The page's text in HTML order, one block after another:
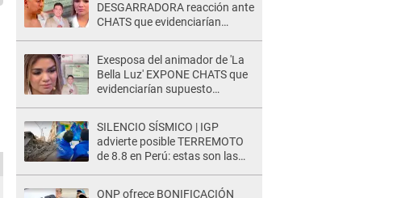
DESGARRADORA reacción ante
CHATS que evidenciarían
Exesposa del animador de 'La
Bella Luz' EXPONE CHATS que
evidenciarían supuesto
Saldaña, pese a tener pareja
SILENCIO SÍSMICO | IGP
advierte posible TERREMOTO
de 8.8 en Perú: estas son las
ONP ofrece BONIFICACIÓN